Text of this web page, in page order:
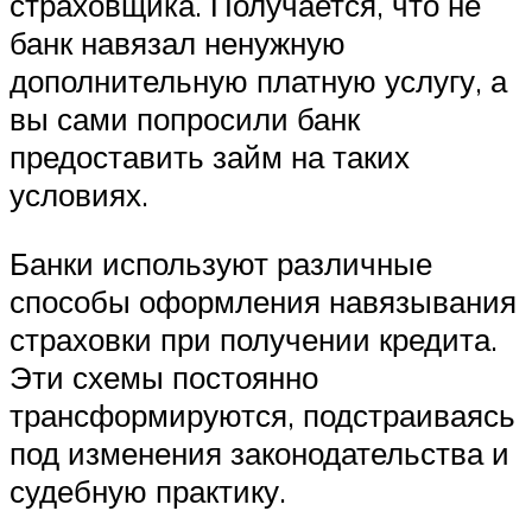
банк навязал ненужную
дополнительную платную услугу, а
вы сами попросили банк
предоставить займ на таких
условиях.
Банки используют различные
способы оформления навязывания
страховки при получении кредита.
Эти схемы постоянно
трансформируются, подстраиваясь
под изменения законодательства и
судебную практику.